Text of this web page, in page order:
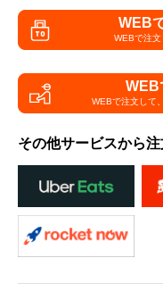
WEB
WEBで注文
WEB
WEBで注文して、
その他サービスから注